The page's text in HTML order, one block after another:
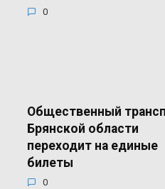
0
Общественный
Брянской области
переходит на единые
билеты
0